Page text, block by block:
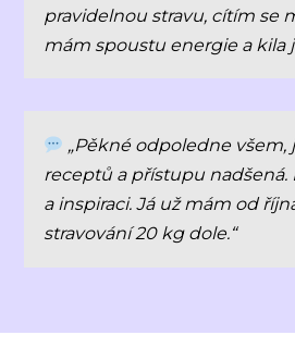
pravidelnou stravu, cítím se
mám spoustu energie a kila
„Pěkné odpoledne všem,
receptů a přístupu nadšená.
a inspiraci. Já už mám od
stravování 20 kg dole.“